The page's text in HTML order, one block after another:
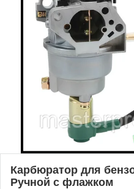
Карбюратор для
Ручной с флажком